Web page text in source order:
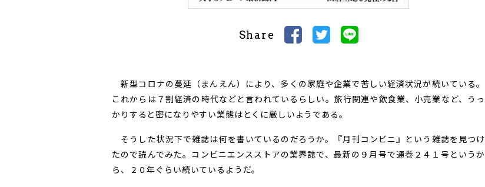
Share
新型コロナの蔓延（まんえん）により、多くの家庭や企業で苦しい経済状況が続いている。
これからは７割経済の時代などと言われているらしい。旅行関連や飲食業、小売業など、うっ
かりすると密になりやすい業態はとくに厳しいようである。
そうした状況下で雑誌は何を書いているのだろうか。『月刊コンビニ』という雑誌を見つけ
たので読んでみた。コンビニエンスストアの業界誌で、最新の９月号で通巻２４１号というか
ら、２０年ぐらい続いているようだ。